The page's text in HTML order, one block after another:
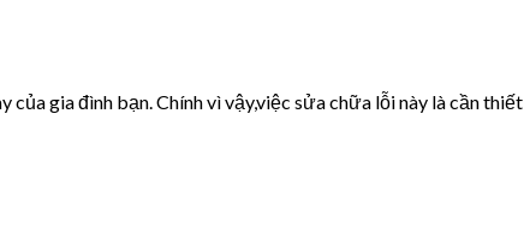
gia đình bạn. Chính vì vậy,việc sửa chữa lỗi này là cần thiết